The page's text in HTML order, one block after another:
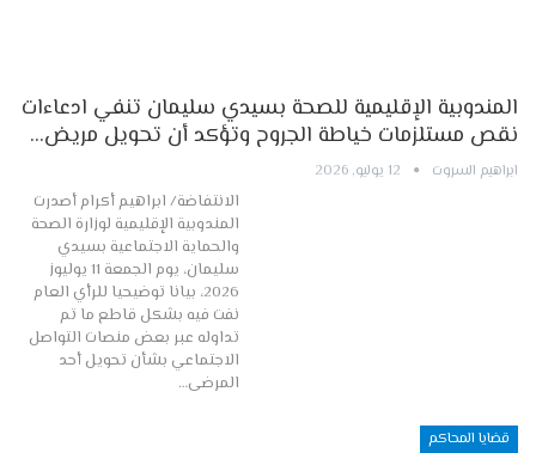
المندوبية الإقليمية للصحة بسيدي سليمان تنفي ادعاءات
نقص مستلزمات خياطة الجروح وتؤكد أن تحويل مريض…
ابراهيم السروت 12 يوليو, 2026
الانتفاضة/ ابراهيم أكرام أصدرت
المندوبية الإقليمية لوزارة الصحة
والحماية الاجتماعية بسيدي
سليمان، يوم الجمعة 11 يوليوز
2026، بيانا توضيحيا للرأي العام
نفت فيه بشكل قاطع ما تم
تداوله عبر بعض منصات التواصل
الاجتماعي بشأن تحويل أحد
المرضى…
قضايا المحاكم